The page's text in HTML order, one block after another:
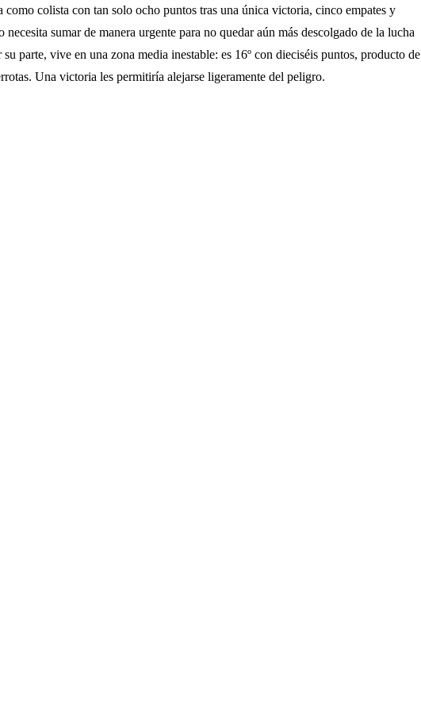
colista con tan solo ocho puntos tras una única victoria, cinco empates y
sumar de manera urgente para no quedar aún más descolgado de la lucha
parte, vive en una zona media inestable: es 16º con dieciséis puntos, producto de
Una victoria les permitiría alejarse ligeramente del peligro.